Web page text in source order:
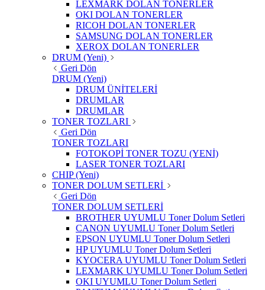
LEXMARK DOLAN TONERLER
OKI DOLAN TONERLER
RICOH DOLAN TONERLER
SAMSUNG DOLAN TONERLER
XEROX DOLAN TONERLER
DRUM (Yeni)
Geri Dön
DRUM (Yeni)
DRUM ÜNİTELERİ
DRUMLAR
DRUMLAR
TONER TOZLARI
Geri Dön
TONER TOZLARI
FOTOKOPİ TONER TOZU (YENİ)
LASER TONER TOZLARI
CHIP (Yeni)
TONER DOLUM SETLERİ
Geri Dön
TONER DOLUM SETLERİ
BROTHER UYUMLU Toner Dolum Setleri
CANON UYUMLU Toner Dolum Setleri
EPSON UYUMLU Toner Dolum Setleri
HP UYUMLU Toner Dolum Setleri
KYOCERA UYUMLU Toner Dolum Setleri
LEXMARK UYUMLU Toner Dolum Setleri
OKI UYUMLU Toner Dolum Setleri